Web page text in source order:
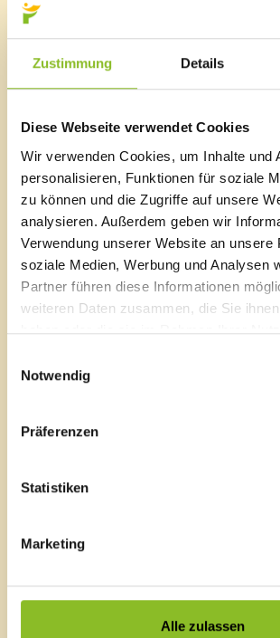
Zustimmung Details
Diese Webseite verwendet Cookies
Wir verwenden Cookies, um Inhalte und
personalisieren, Funktionen für soziale
zu können und die Zugriffe auf unsere
analysieren. Außerdem geben wir
Verwendung unserer Website an unsere
soziale Medien, Werbung und Analysen
Partner führen diese Informationen
weiteren Daten zusammen, die Sie
haben oder die sie im Rahmen Ihrer
Notwendig
Präferenzen
Statistiken
Marketing
Alle zulassen
welche Auswirkung das Fernsehen auf
Übersicht:
Wann: 03.04.2019, 14:30 Uhr
Der Eingang befindet sich hinten beim
Für Kinderbetreuung ist gesorgt.
Marktgemeinde Frastanz
Sägenplatz 1
A-6820 Frastanz, Österreich
Lageplan
F 0043 5522 51534-6
E-Mail an das Gemeindeamt
Veröffentlichungsportal
Bürgermeldungen
Mediathek
News Archiv